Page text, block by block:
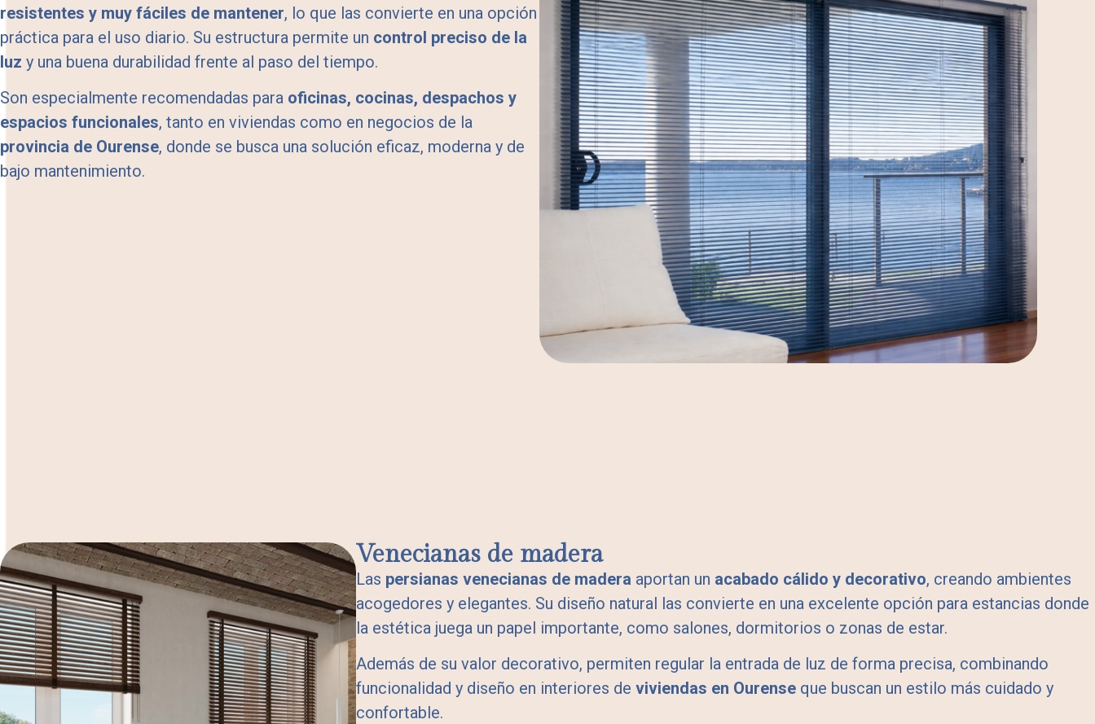
resistentes y muy fáciles de mantener, lo que las convierte en una opción
práctica para el uso diario. Su estructura permite un control preciso de la
luz y una buena durabilidad frente al paso del tiempo.
Son especialmente recomendadas para oficinas, cocinas, despachos y
espacios funcionales, tanto en viviendas como en negocios de la
provincia de Ourense, donde se busca una solución eficaz, moderna y de
bajo mantenimiento.
Venecianas de madera
Las persianas venecianas de madera aportan un acabado cálido y decorativo, creando ambientes
acogedores y elegantes. Su diseño natural las convierte en una excelente opción para estancias donde
la estética juega un papel importante, como salones, dormitorios o zonas de estar.
Además de su valor decorativo, permiten regular la entrada de luz de forma precisa, combinando
funcionalidad y diseño en interiores de viviendas en Ourenseque buscan un estilo más cuidado y
confortable.